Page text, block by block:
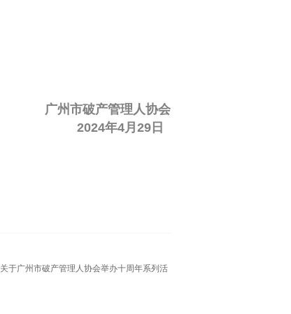
广州市破产管理人协会
2024年4月29日
关于广州市破产管理人协会举办十周年系列活